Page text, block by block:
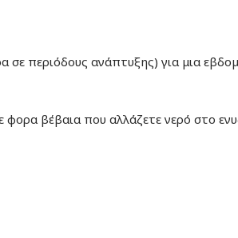
σε περιόδους ανάπτυξης) για μια
βέβαια που αλλάζετε νερό στο